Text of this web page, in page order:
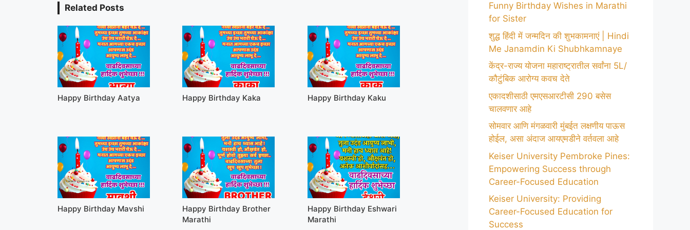
Related Posts
Happy Birthday Aatya Happy Birthday Kaka Happy Birthday Kaku
Happy Birthday Mavshi
Happy Birthday Brother
Marathi
Happy Birthday Eshwari
Marathi
Funny Birthday Wishes in Marathi
for Sister
शुद्ध हिंदी में जन्मदिन की शुभकामनाएं | Hindi
Me Janamdin Ki Shubhkamnaye
केंद्र-राज्य योजना महाराष्ट्रातील सर्वांना 5L/
कौटुंबिक आरोग्य कवच देते
एकादशीसाठी एमएसआरटीसी 290 बसेस
चालवणार आहे
सोमवार आणि मंगळवारी मुंबईत लक्षणीय पाऊस
होईल, असा अंदाज आयएमडीने वर्तवला आहे
Keiser University Pembroke Pines:
Empowering Success through
Career-Focused Education
Keiser University: Providing
Career-Focused Education for
Success